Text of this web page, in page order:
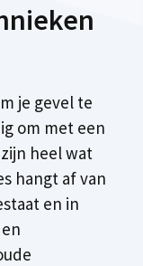
je gevel te
om met een
heel wat
hangt af van
en in